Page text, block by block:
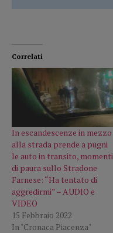
Correlati
In escandescenze in mezzo
alla strada prende a pugni
le auto in transito, momenti
di paura sullo Stradone
Farnese: “Ha tentato di
aggredirmi” – AUDIO e
VIDEO
15 Febbraio 2022
In "Cronaca Piacenza"